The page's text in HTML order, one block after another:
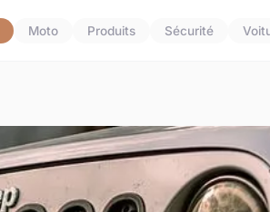
Moto Produits Sécurité